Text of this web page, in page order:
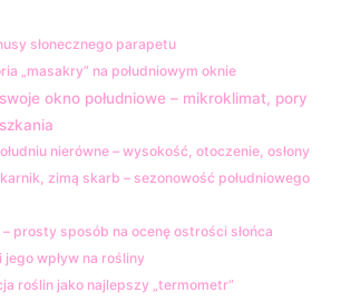
słonecznego parapetu
„masakry” na południowym oknie
okno południowe – mikroklimat, pory
nierówne – wysokość, otoczenie, osłony
zimą skarb – sezonowość południowego
– prosty sposób na ocenę ostrości słońca
jego wpływ na rośliny
roślin jako najlepszy „termometr”